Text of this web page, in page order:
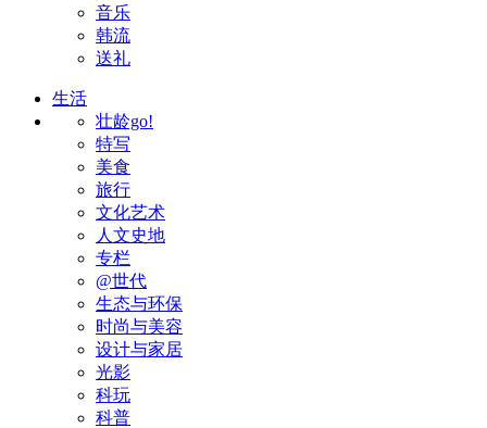
音乐
韩流
送礼
生活
壮龄go!
特写
美食
旅行
文化艺术
人文史地
专栏
@世代
生态与环保
时尚与美容
设计与家居
光影
科玩
科普